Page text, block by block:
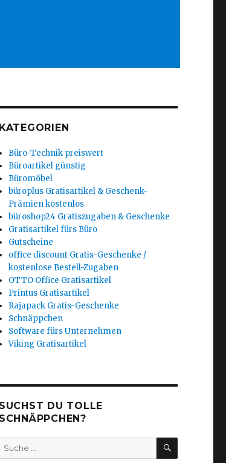
KATEGORIEN
Büro-Technik preiswert
Büroartikel günstig
Büromöbel
büroplus Gratisartikel & Geschenk-
Prämien kostenlos
büroshop24 Gratiszugaben & Geschenke
Gratisartikel fürs Büro
Gutscheine
office discount Gratis-Geschenke /
kostenlose Bestell-Zugaben
OTTO Office Gratisartikel
Printus Gratisartikel
Rajapack Gratis-Geschenke
Schnäppchen
Software fürs Unternehmen
Viking Gratisartikel
SUCHST DU TOLLE
SCHNÄPPCHEN?
Suche
SUCHEN